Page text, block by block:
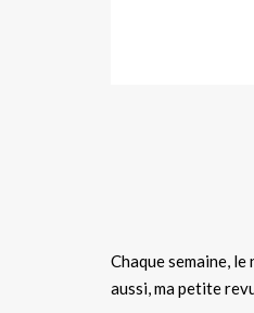
Chaque semaine,
aussi, ma petite